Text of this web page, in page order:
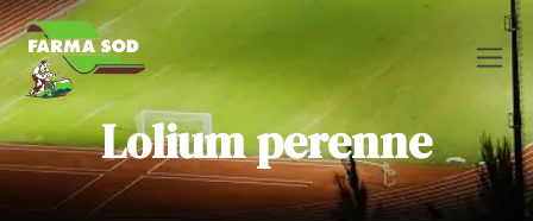
Skip to Content
Lolium perenne